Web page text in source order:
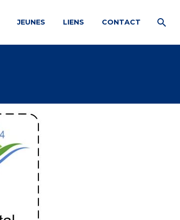
JEUNES LIENS CONTACT